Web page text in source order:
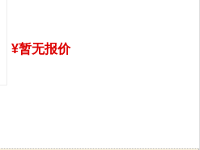
¥暂无报价